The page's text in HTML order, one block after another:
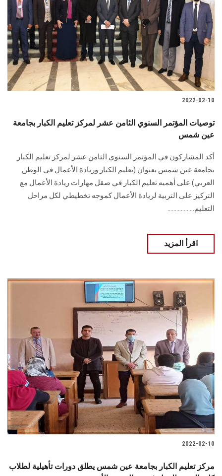
2022-02-10
توصيات المؤتمر السنوي الثامن عشر لمركز تعليم الكبار بجامعة
عين شمس
أكد المشاركون في المؤتمر السنوي الثامن عشر لمركز تعليم الكبار
بجامعة عين شمس بعنوان (تعليم الكبار وريادة الأعمال في الوطن
العربي) على أهميه تعليم الكبار في صقل مهارات ريادة الأعمال مع
التركيز على التربية لريادة الأعمال كموجه تخطيطي لكل مراحل
التعليم..................
اقرأ المزيد
2022-02-10
مركز تعليم الكبار بجامعة عين شمس يطلق دورات تأهيلية لطلاب